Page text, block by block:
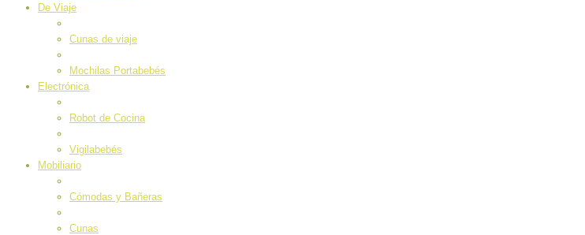
De Viaje
Cunas de viaje
Mochilas Portabebés
Electrónica
Robot de Cocina
Vigilabebés
Mobiliario
Cómodas y Bañeras
Cunas